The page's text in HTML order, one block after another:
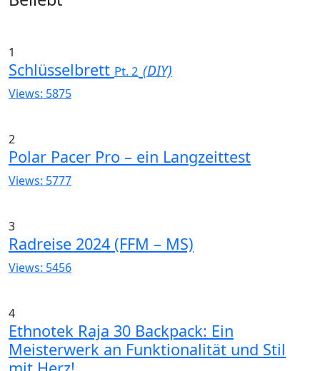
1
Schlüsselbrett Pt. 2 (DIY)
Views: 5875
2
Polar Pacer Pro – ein Langzeittest
Views: 5777
3
Radreise 2024 (FFM – MS)
Views: 5456
4
Ethnotek Raja 30 Backpack: Ein
Meisterwerk an Funktionalität und Stil